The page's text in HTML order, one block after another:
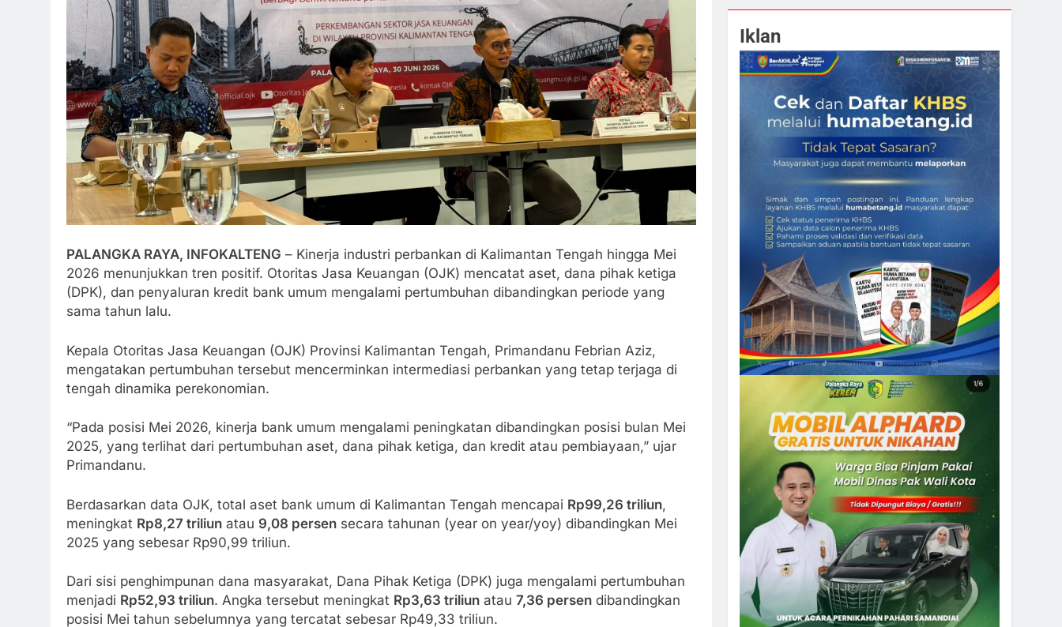
PALANGKA RAYA, INFOKALTENG – Kinerja industri perbankan di Kalimantan Tengah hingga Mei
2026 menunjukkan tren positif. Otoritas Jasa Keuangan (OJK) mencatat aset, dana pihak ketiga
(DPK), dan penyaluran kredit bank umum mengalami pertumbuhan dibandingkan periode yang
sama tahun lalu.
Kepala Otoritas Jasa Keuangan (OJK) Provinsi Kalimantan Tengah, Primandanu Febrian Aziz,
mengatakan pertumbuhan tersebut mencerminkan intermediasi perbankan yang tetap terjaga di
tengah dinamika perekonomian.
“Pada posisi Mei 2026, kinerja bank umum mengalami peningkatan dibandingkan posisi bulan Mei
2025, yang terlihat dari pertumbuhan aset, dana pihak ketiga, dan kredit atau pembiayaan,” ujar
Primandanu.
Berdasarkan data OJK, total aset bank umum di Kalimantan Tengah mencapai Rp99,26 triliun,
meningkat Rp8,27 triliun atau 9,08 persen secara tahunan (year on year/yoy) dibandingkan Mei
2025 yang sebesar Rp90,99 triliun.
Dari sisi penghimpunan dana masyarakat, Dana Pihak Ketiga (DPK) juga mengalami pertumbuhan
menjadi Rp52,93 triliun. Angka tersebut meningkat Rp3,63 triliun atau 7,36 persen dibandingkan
posisi Mei tahun sebelumnya yang tercatat sebesar Rp49,33 triliun.
Iklan